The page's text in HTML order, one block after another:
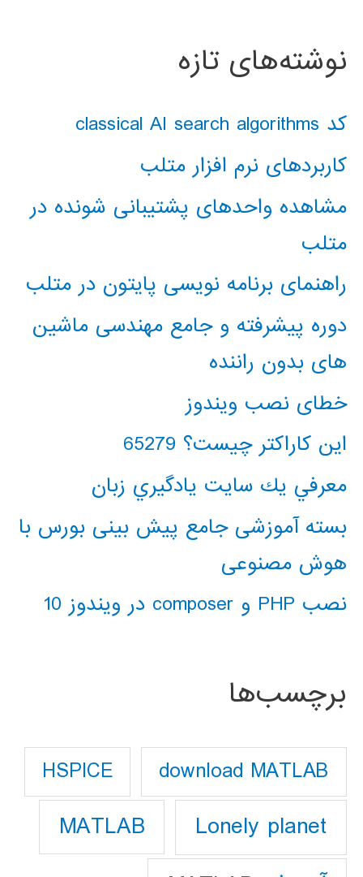
نوشته‌های تازه
کد classical AI search algorithms
کاربردهای نرم افزار متلب
مشاهده واحدهای پشتیبانی شونده در
متلب
راهنمای برنامه نویسی پایتون در متلب
دوره پیشرفته و جامع مهندسی ماشین
های بدون راننده
خطای نصب ویندوز
این کاراکتر چیست؟ 65279
معرفي يك سايت يادگيري زبان
بسته آموزشی جامع پیش بینی بورس با
هوش مصنوعی
نصب PHP و composer در ویندوز 10
برچسب‌ها
download MATLAB
HSPICE
Lonely planet
MATLAB